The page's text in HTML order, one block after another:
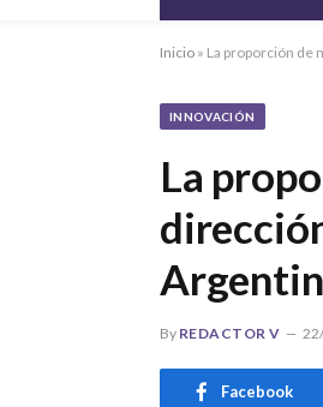
Inicio » La proporción de
INNOVACIÓN
La
By REDACTOR V
Facebook